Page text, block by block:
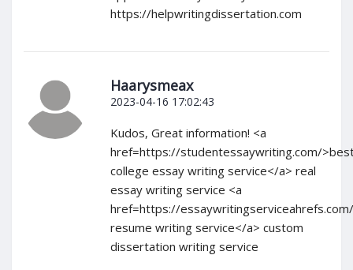
https://helpwritingdissertation.com
Haarysmeax
2023-04-16 17:02:43
Kudos, Great information! <a
href=https://studentessaywriting.com/
college essay writing service</a> real
essay writing service <a
href=https://
resume writing service</a> custom
dissertation writing service